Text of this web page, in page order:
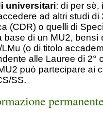
universitari: di per sè,
ad altri studi di
(CDR) o quelli di
base di un MU2, bensì
(o di titolo
alle Lauree di 2°
può partecipare ai
SS.